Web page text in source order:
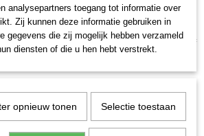
een ballonnen wedstrijd leveren wij
een lintje inNaarden.
wilt maken
of losse ballonnen (metallic of
deze eenvoudig bestellen via de webshop( 24
een uitgebreid assortiment aan
lopers, witte lopers, ballonnen gewichtjes,
slingers en meer.
analysepartners toegang tot informatie over
Zij kunnen deze informatie gebruiken in
gegevens die zij mogelijk hebben verzameld
diensten of die u hen hebt verstrekt.
opnieuw tonen Selectie toestaan